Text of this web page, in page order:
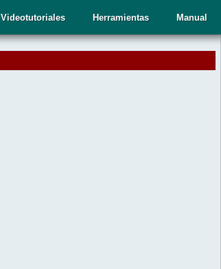
Manual
Herramientas
Videotutoriales